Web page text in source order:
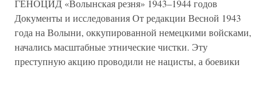
ГЕНОЦИД «Волынская резня» 1943–1944 годов
Документы и исследования От редакции Весной 1943
года на Волыни, оккупированной немецкими войсками,
начались масштабные этнические чистки. Эту
преступную акцию проводили не нацисты, а боевики